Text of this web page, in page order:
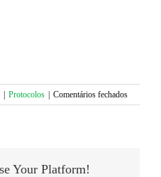
Protocolos Comentários fechadosem
Parceiros
Your Platform!